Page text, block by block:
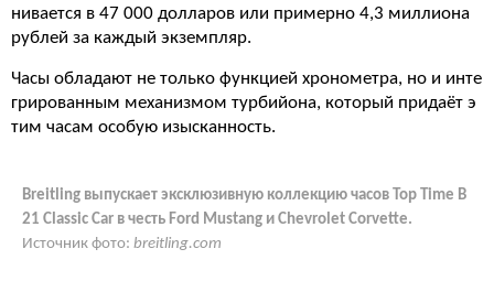
нивается в 47 000 долларов или примерно 4,3 миллиона
рублей за каждый экземпляр.
Часы обладают не только функцией хронометра, но и инте
грированным механизмом турбийона, который придаёт э
тим часам особую изысканность.
Breitling выпускает эксклюзивную коллекцию часов Top Time B
21 Classic Car в честь Ford Mustang и Chevrolet Corvette.
Источник фото: breitling.com